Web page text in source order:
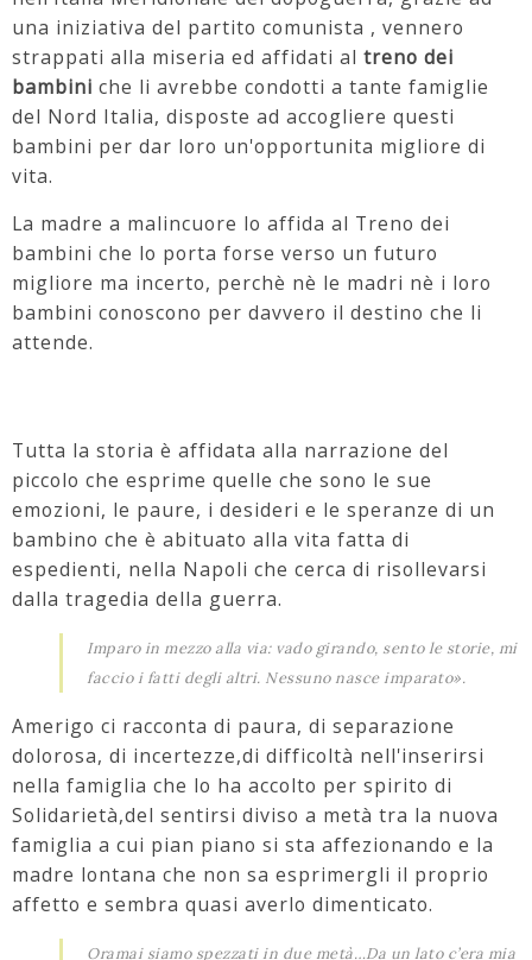
una iniziativa del partito comunista , vennero
strappati alla miseria ed affidati al treno dei
bambini che li avrebbe condotti a tante famiglie
del Nord Italia, disposte ad accogliere questi
bambini per dar loro un'opportunita migliore di
vita.
La madre a malincuore lo affida al Treno dei
bambini che lo porta forse verso un futuro
migliore ma incerto, perchè nè le madri nè i loro
bambini conoscono per davvero il destino che li
attende.
Tutta la storia è affidata alla narrazione del
piccolo che esprime quelle che sono le sue
emozioni, le paure, i desideri e le speranze di un
bambino che è abituato alla vita fatta di
espedienti, nella Napoli che cerca di risollevarsi
dalla tragedia della guerra.
Imparo in mezzo alla via: vado girando, sento le storie, mi
faccio i fatti degli altri. Nessuno nasce imparato».
Amerigo ci racconta di paura, di separazione
dolorosa, di incertezze,di difficoltà nell'inserirsi
nella famiglia che lo ha accolto per spirito di
Solidarietà,del sentirsi diviso a metà tra la nuova
famiglia a cui pian piano si sta affezionando e la
madre lontana che non sa esprimergli il proprio
affetto e sembra quasi averlo dimenticato.
Oramai siamo spezzati in due metà…Da un lato c’era mia